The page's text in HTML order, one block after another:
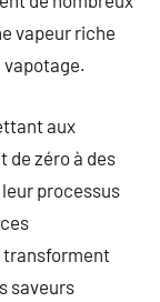
vapeur riche
vapotage.
aux
de zéro à des
processus
transforment
saveurs